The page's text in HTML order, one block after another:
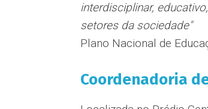
interdisciplinar,
setores da sociedade"
Plano Nacional de
Coordenadoria